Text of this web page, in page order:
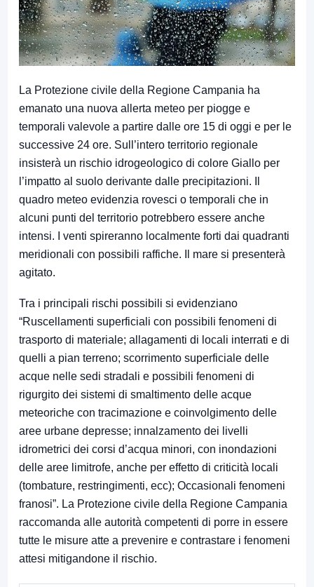
La Protezione civile della Regione Campania ha
emanato una nuova allerta meteo per piogge e
temporali valevole a partire dalle ore 15 di oggi e per le
successive 24 ore. Sull’intero territorio regionale
insisterà un rischio idrogeologico di colore Giallo per
l’impatto al suolo derivante dalle precipitazioni. Il
quadro meteo evidenzia rovesci o temporali che in
alcuni punti del territorio potrebbero essere anche
intensi. I venti spireranno localmente forti dai quadranti
meridionali con possibili raffiche. Il mare si presenterà
agitato.
Tra i principali rischi possibili si evidenziano
“Ruscellamenti superficiali con possibili fenomeni di
trasporto di materiale; allagamenti di locali interrati e di
quelli a pian terreno; scorrimento superficiale delle
acque nelle sedi stradali e possibili fenomeni di
rigurgito dei sistemi di smaltimento delle acque
meteoriche con tracimazione e coinvolgimento delle
aree urbane depresse; innalzamento dei livelli
idrometrici dei corsi d’acqua minori, con inondazioni
delle aree limitrofe, anche per effetto di criticità locali
(tombature, restringimenti, ecc); Occasionali fenomeni
franosi”. La Protezione civile della Regione Campania
raccomanda alle autorità competenti di porre in essere
tutte le misure atte a prevenire e contrastare i fenomeni
attesi mitigandone il rischio.